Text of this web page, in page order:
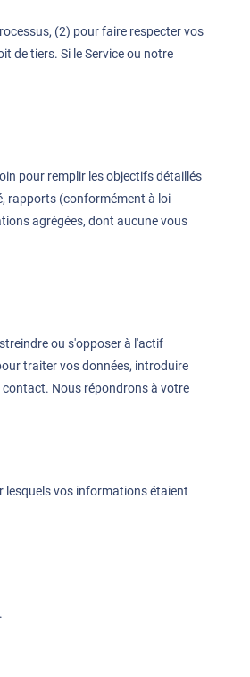
(2) pour faire respecter vos
de tiers. Si le Service ou notre
pour remplir les objectifs détaillés
rapports (conformément à loi
agrégées, dont aucune vous
ou s'opposer à l'actif
traiter vos données, introduire
contact. Nous répondrons à votre
lesquels vos informations étaient